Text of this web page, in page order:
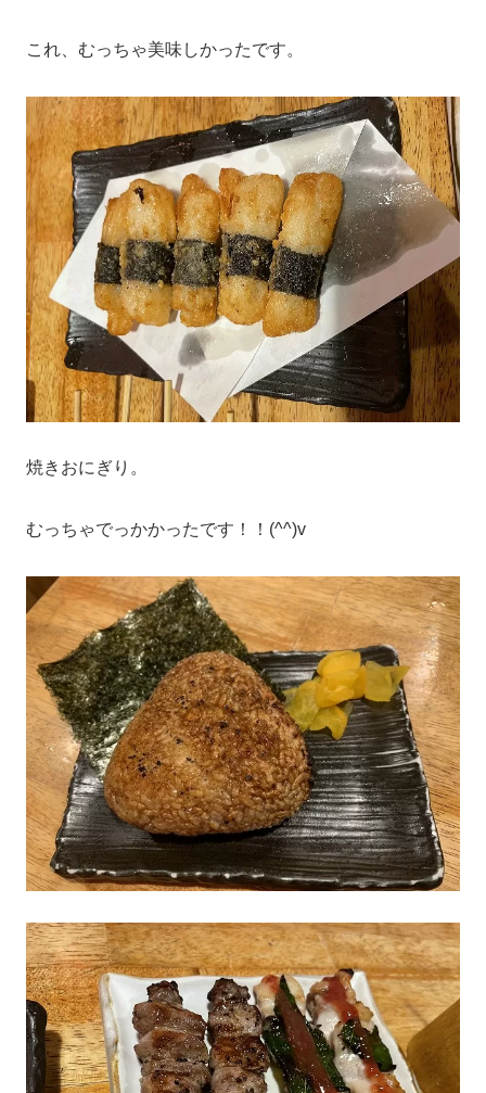
これ、むっちゃ美味しかったです。
焼きおにぎり。
むっちゃでっかかったです！！(^^)v